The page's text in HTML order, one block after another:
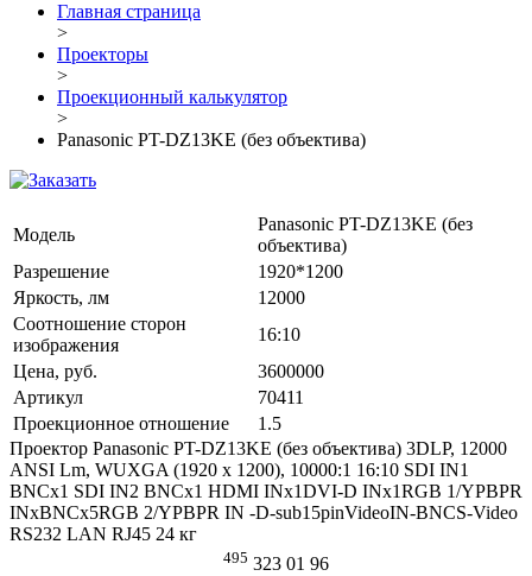
Главная страница
>
Проекторы
>
Проекционный калькулятор
>
Panasonic PT-DZ13KE (без объектива)
Модель
Panasonic PT-DZ13KE (без
объектива)
Разрешение
1920*1200
Яркость, лм
12000
Соотношение сторон
изображения
16:10
Цена, руб.
3600000
Артикул
70411
Проекционное отношение
1.5
Проектор Panasonic PT-DZ13KE (без объектива) 3DLP, 12000
ANSI Lm, WUXGA (1920 x 1200), 10000:1 16:10 SDI IN1
BNCx1 SDI IN2 BNCx1 HDMI INx1DVI-D INx1RGB 1/YPBPR
INxBNCx5RGB 2/YPBPR IN -D-sub15pinVideoIN-BNCS-Video
RS232 LAN RJ45 24 кг
495 323 01 96